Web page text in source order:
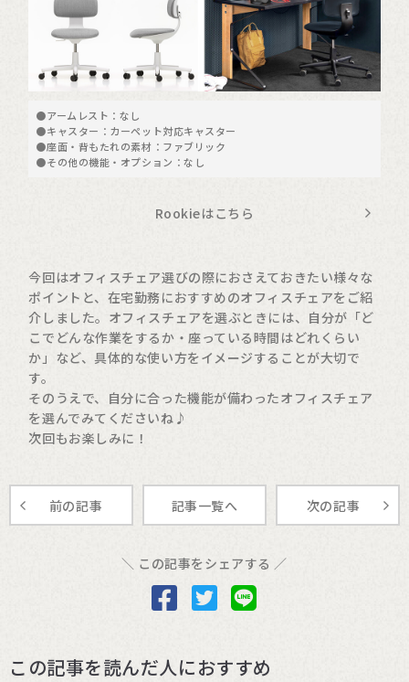
●アームレスト：なし
●キャスター：カーペット対応キャスター
●座面・背もたれの素材：ファブリック
●その他の機能・オプション：なし
Rookieはこちら
今回はオフィスチェア選びの際におさえておきたい様々な
ポイントと、在宅勤務におすすめのオフィスチェアをご紹
介しました。オフィスチェアを選ぶときには、自分が「ど
こでどんな作業をするか・座っている時間はどれくらい
か」など、具体的な使い方をイメージすることが大切で
す。
そのうえで、自分に合った機能が備わったオフィスチェア
を選んでみてくださいね♪
次回もお楽しみに！
前の記事 記事一覧へ 次の記事
＼ この記事をシェアする ／
この記事を読んだ人におすすめ